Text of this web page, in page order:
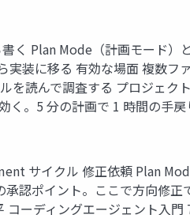
く Plan Mode（計画モード）
実装に移る 有効な場面 複数
を読んで調査する プロジェ
く。5 分の計画で 1 時間の手
サイクル 修正依頼 Plan
承認ポイント。ここで方向修
コーディングエージェント入門